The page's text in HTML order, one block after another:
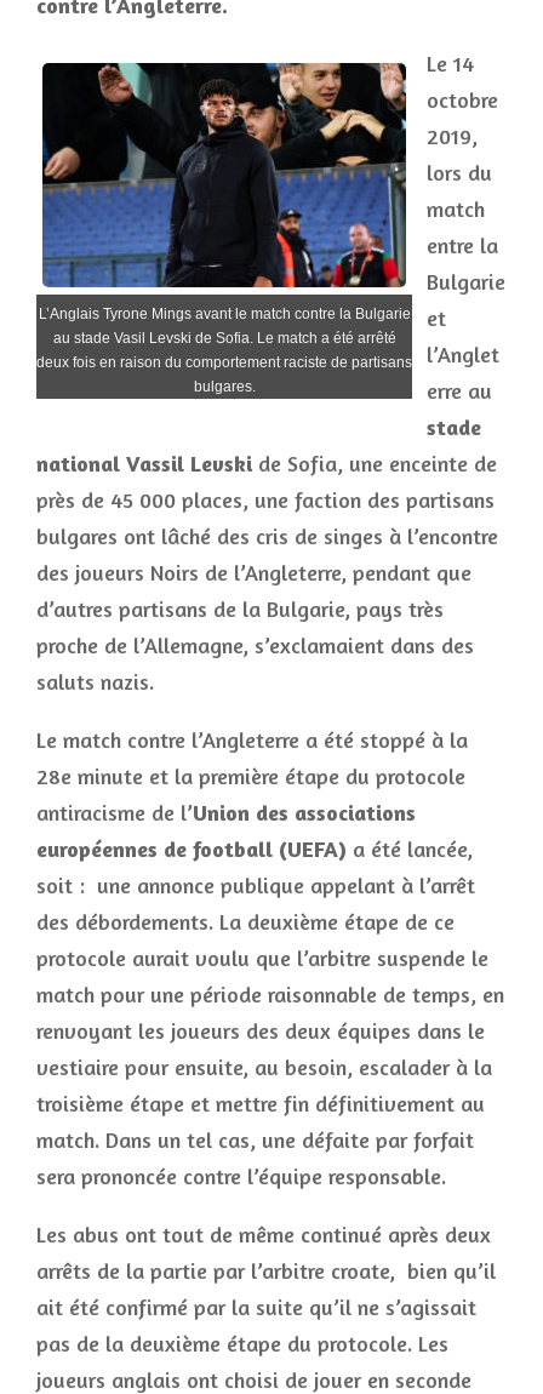
L’Anglais Tyrone Mings avant le match contre la Bulgarie
au stade Vasil Levski de Sofia. Le match a été arrêté
deux fois en raison du comportement raciste de partisans
bulgares.
Le 14
octobre
2019,
lors du
match
entre la
Bulgarie
et
l’Anglet
erre au
stade
national Vassil Levski de Sofia, une enceinte de
près de 45 000 places, une faction des partisans
bulgares ont lâché des cris de singes à l’encontre
des joueurs Noirs de l’Angleterre, pendant que
d’autres partisans de la Bulgarie, pays très
proche de l’Allemagne, s’exclamaient dans des
saluts nazis.
Le match contre l’Angleterre a été stoppé à la
28e minute et la première étape du protocole
antiracisme de l’Union des associations
européennes de football (UEFA) a été lancée,
soit : une annonce publique appelant à l’arrêt
des débordements. La deuxième étape de ce
protocole aurait voulu que l’arbitre suspende le
match pour une période raisonnable de temps, en
renvoyant les joueurs des deux équipes dans le
vestiaire pour ensuite, au besoin, escalader à la
troisième étape et mettre fin définitivement au
match. Dans un tel cas, une défaite par forfait
sera prononcée contre l’équipe responsable.
Les abus ont tout de même continué après deux
arrêts de la partie par l’arbitre croate, bien qu’il
ait été confirmé par la suite qu’il ne s’agissait
pas de la deuxième étape du protocole. Les
joueurs anglais ont choisi de jouer en seconde